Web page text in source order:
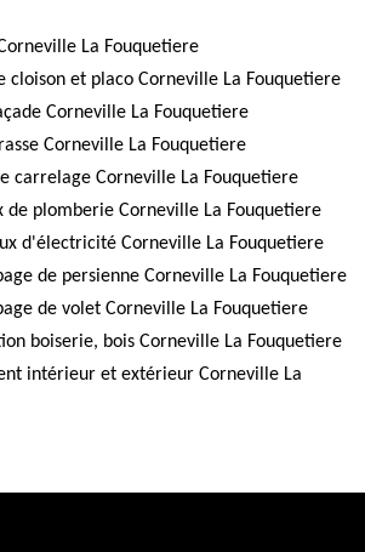
La Fouquetiere
cloison et placo Corneville La Fouquetiere
Corneville La Fouquetiere
Corneville La Fouquetiere
carrelage Corneville La Fouquetiere
de plomberie Corneville La Fouquetiere
d'électricité Corneville La Fouquetiere
de persienne Corneville La Fouquetiere
de volet Corneville La Fouquetiere
boiserie, bois Corneville La Fouquetiere
intérieur et extérieur Corneville La